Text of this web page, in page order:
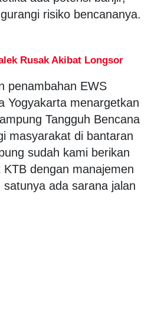
risiko bencananya.
Rusak Akibat Longsor
penambahan EWS
Yogyakarta menargetkan
Tangguh Bencana
masyarakat di bantaran
sudah kami berikan
dengan manajemen
satunya ada sarana jalan